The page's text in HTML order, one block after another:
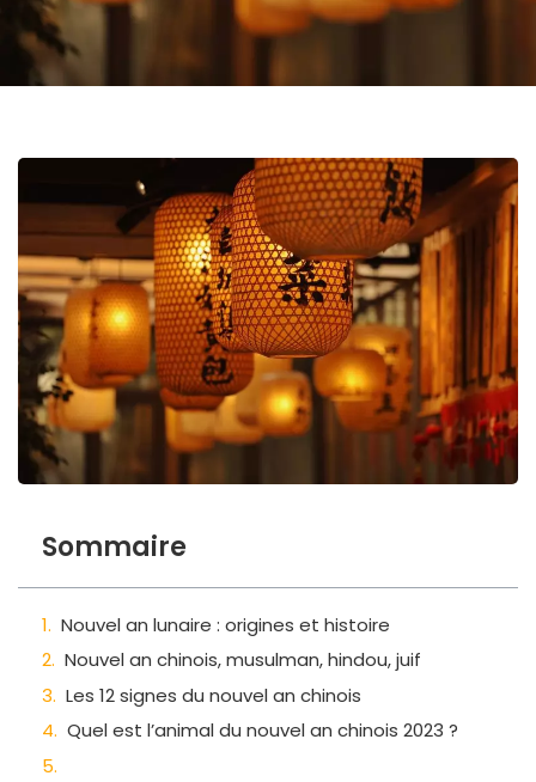
Sommaire
Nouvel an lunaire : origines et histoire
Nouvel an chinois, musulman, hindou, juif
Les 12 signes du nouvel an chinois
Quel est l’animal du nouvel an chinois 2023 ?